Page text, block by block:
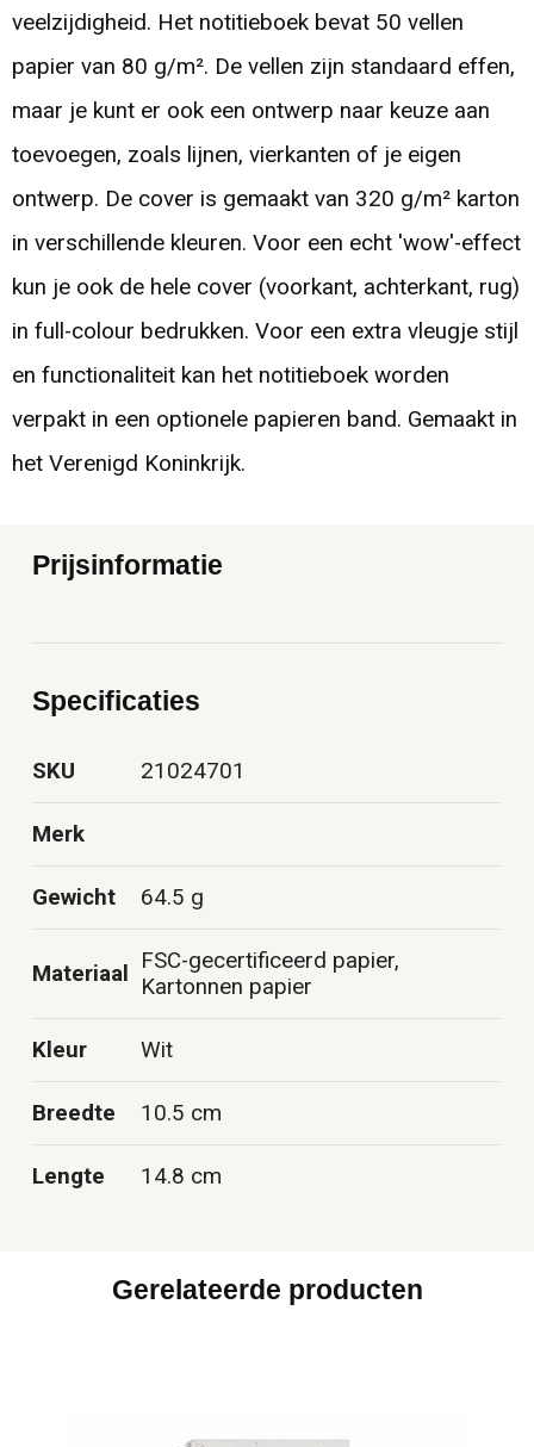
veelzijdigheid. Het notitieboek bevat 50 vellen
papier van 80 g/m². De vellen zijn standaard effen,
maar je kunt er ook een ontwerp naar keuze aan
toevoegen, zoals lijnen, vierkanten of je eigen
ontwerp. De cover is gemaakt van 320 g/m² karton
in verschillende kleuren. Voor een echt 'wow'-effect
kun je ook de hele cover (voorkant, achterkant, rug)
in full-colour bedrukken. Voor een extra vleugje stijl
en functionaliteit kan het notitieboek worden
verpakt in een optionele papieren band. Gemaakt in
het Verenigd Koninkrijk.
Prijsinformatie
Specificaties
SKU 21024701
Merk
Gewicht 64.5 g
Materiaal FSC-gecertificeerd papier,
Kartonnen papier
Kleur Wit
Breedte 10.5 cm
Lengte 14.8 cm
Gerelateerde producten